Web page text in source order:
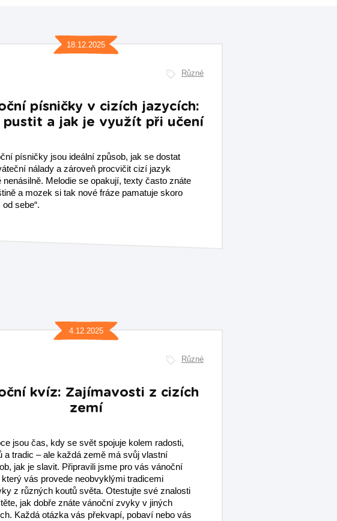
18.12.2025
Různé
písničky v cizích jazycích:
pustit a jak je využít při učení
písničky jsou ideální způsob, jak se dostat
nálady a zároveň procvičit cizí jazyk
nenásilně. Melodie se opakují, texty často znáte
a mozek si tak nové fráze pamatuje skoro
od sebe“.​
4.12.2025
Různé
kvíz: Zajímavosti z cizích
zemí
jsou čas, kdy se svět spojuje kolem radosti,
a tradic – ale každá země má svůj vlastní
jak je slavit. Připravili jsme pro vás vánoční
vás provede neobvyklými tradicemi
z různých koutů světa. Otestujte své znalosti
jak dobře znáte vánoční zvyky v jiných
Každá otázka vás překvapí, pobaví nebo vás